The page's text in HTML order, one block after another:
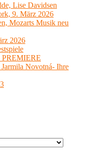
Lise Davidsen
9. März 2026
Mozarts Musik neu
2026
PREMIERE
Novotná- Ihre